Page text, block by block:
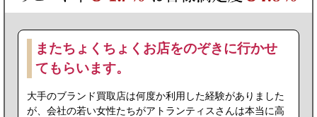
またちょくちょくお店をのぞきに行かせ
てもらいます。
大手のブランド買取店は何度か利用した経験がありました
が、会社の若い女性たちがアトランティスさんは本当に高